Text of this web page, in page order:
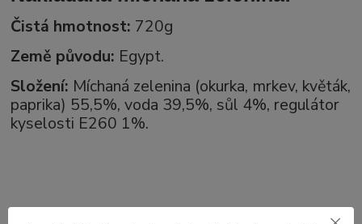
Čistá hmotnost: 720g
Země původu: Egypt.
Složení: Míchaná zelenina (okurka, mrkev, květák,
paprika) 55,5%, voda 39,5%, sůl 4%, regulátor
kyselosti E260 1%.
Zboží zařazeno v kategoriích